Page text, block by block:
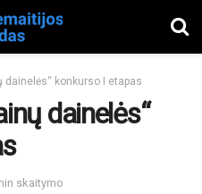
dainelės“ konkurso I etapas
dainelės“
skaitymo